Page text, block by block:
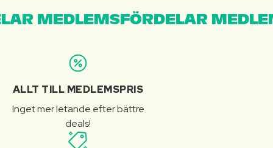
MEDLEMSFÖRDELAR
ALLT TILL MEDLEMSPRIS
Inget mer letande efter bättre
deals!